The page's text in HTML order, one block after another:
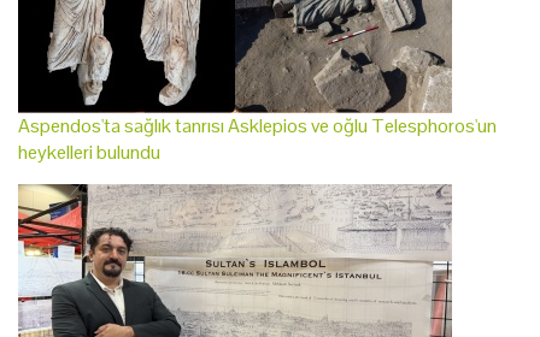
Aspendos'ta sağlık tanrısı Asklepios ve oğlu Telesphoros'un
heykelleri bulundu